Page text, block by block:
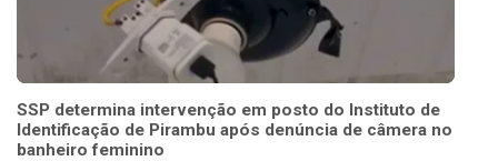
SSP determina intervenção em posto do Instituto de
Identificação de Pirambu após denúncia de câmera no
banheiro feminino